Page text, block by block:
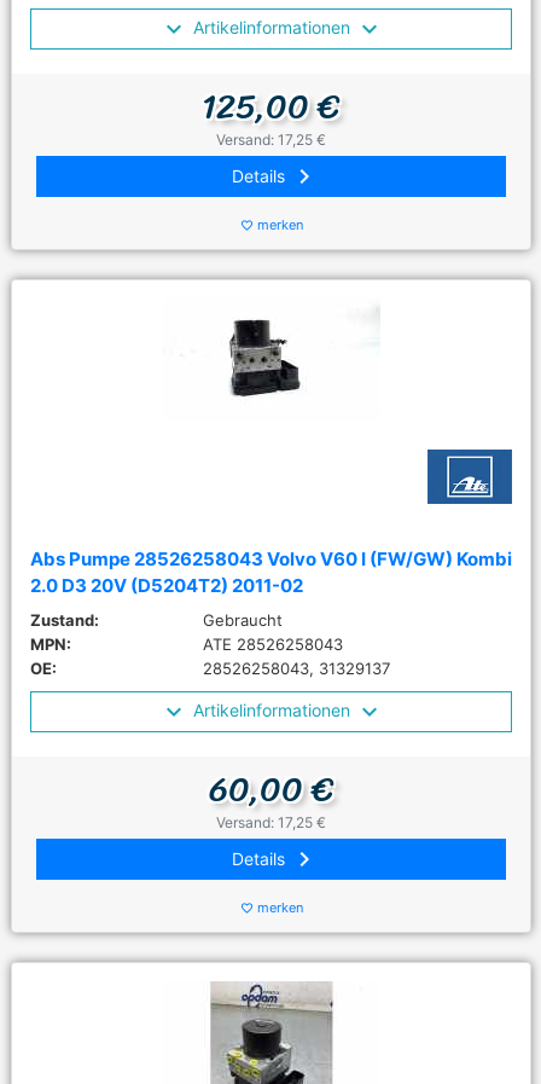
Artikelinformationen
125,00 €
Versand: 17,25 €
Details keyboard_arrow_right
favorite_border merken
Abs Pumpe 28526258043 Volvo V60 I (FW/GW) Kombi
2.0 D3 20V (D5204T2) 2011-02
Zustand:
Gebraucht
MPN:
ATE 28526258043
OE:
28526258043, 31329137
Artikelinformationen
60,00 €
Versand: 17,25 €
Details keyboard_arrow_right
favorite_border merken